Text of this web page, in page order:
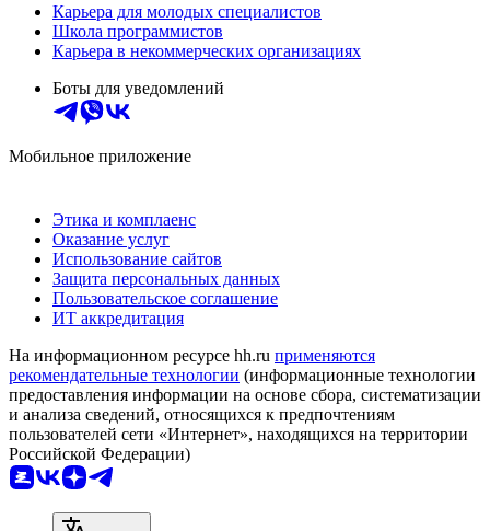
Карьера для молодых специалистов
Школа программистов
Карьера в некоммерческих организациях
Боты для уведомлений
Мобильное приложение
Этика и комплаенс
Оказание услуг
Использование сайтов
Защита персональных данных
Пользовательское соглашение
ИТ аккредитация
На информационном ресурсе hh.ru применяются
рекомендательные технологии (информационные технологии
предоставления информации на основе сбора, систематизации
и анализа сведений, относящихся к предпочтениям
пользователей сети «Интернет», находящихся на территории
Российской Федерации)